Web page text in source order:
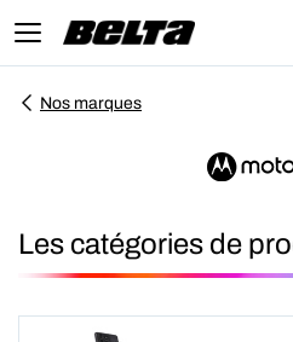
Nos marques
Les catégories de